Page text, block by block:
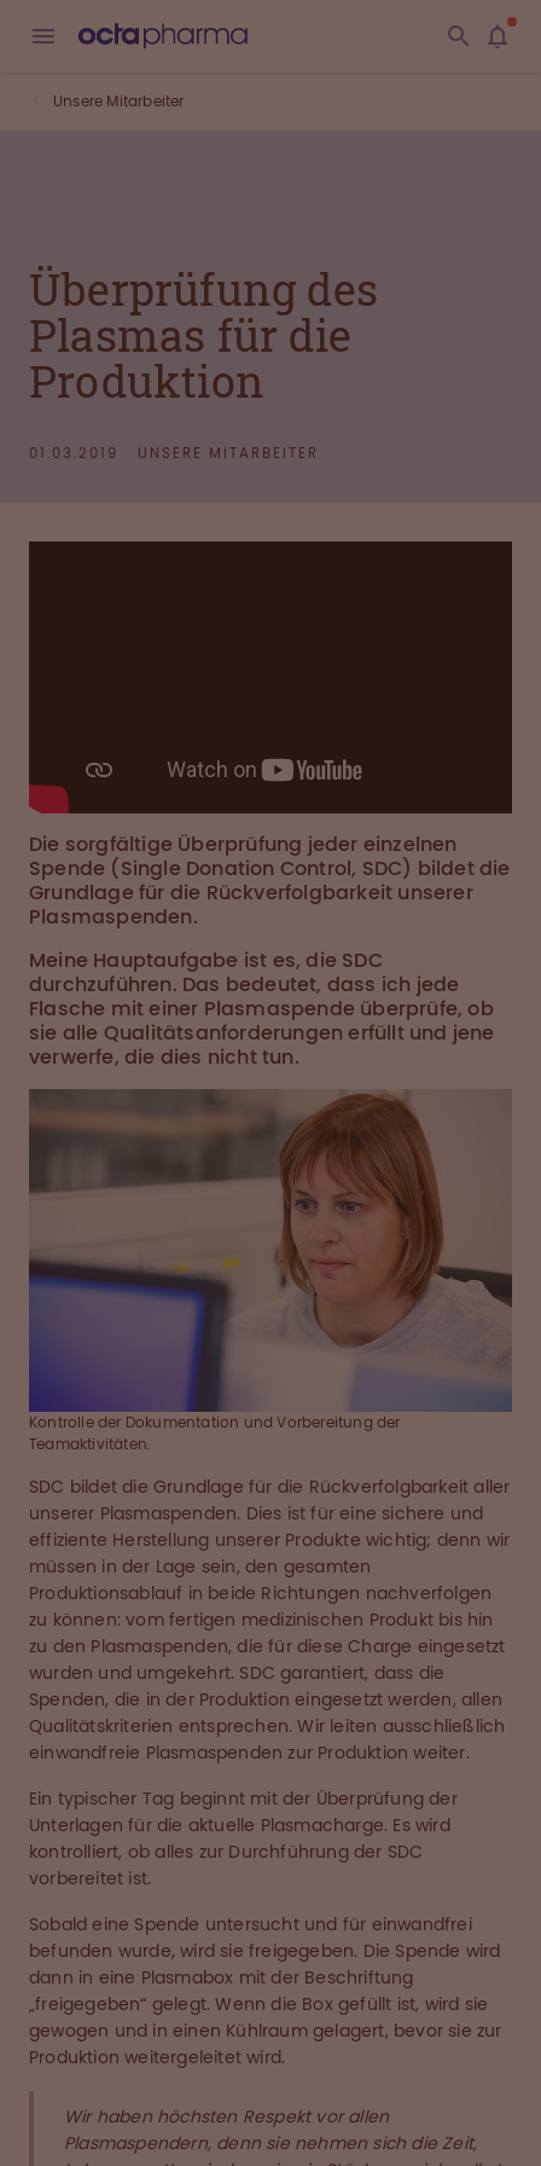
Unsere Mitarbeiter
Überprüfung des
Plasmas für die
Produktion
01.03.2019 UNSERE MITARBEITER
Die sorgfältige Überprüfung jeder einzelnen
Spende (Single Donation Control, SDC) bildet die
Grundlage für die Rückverfolgbarkeit unserer
Plasmaspenden.
Meine Hauptaufgabe ist es, die SDC
durchzuführen. Das bedeutet, dass ich jede
Flasche mit einer Plasmaspende überprüfe, ob
sie alle Qualitätsanforderungen erfüllt und jene
verwerfe, die dies nicht tun.
Kontrolle der Dokumentation und Vorbereitung der
Teamaktivitäten.
SDC bildet die Grundlage für die Rückverfolgbarkeit aller
unserer Plasmaspenden. Dies ist für eine sichere und
effiziente Herstellung unserer Produkte wichtig; denn wir
müssen in der Lage sein, den gesamten
Produktionsablauf in beide Richtungen nachverfolgen
zu können: vom fertigen medizinischen Produkt bis hin
zu den Plasmaspenden, die für diese Charge eingesetzt
wurden und umgekehrt. SDC garantiert, dass die
Spenden, die in der Produktion eingesetzt werden, allen
Qualitätskriterien entsprechen. Wir leiten ausschließlich
einwandfreie Plasmaspenden zur Produktion weiter.
Ein typischer Tag beginnt mit der Überprüfung der
Unterlagen für die aktuelle Plasmacharge. Es wird
kontrolliert, ob alles zur Durchführung der SDC
vorbereitet ist.
Sobald eine Spende untersucht und für einwandfrei
befunden wurde, wird sie freigegeben. Die Spende wird
dann in eine Plasmabox mit der Beschriftung
„freigegeben“ gelegt. Wenn die Box gefüllt ist, wird sie
gewogen und in einen Kühlraum gelagert, bevor sie zur
Produktion weitergeleitet wird.
Wir haben höchsten Respekt vor allen
Plasmaspendern, denn sie nehmen sich die Zeit,